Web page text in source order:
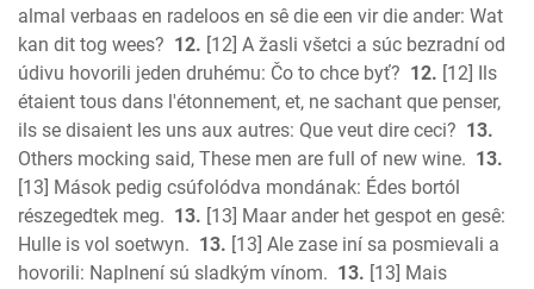
almal verbaas en radeloos en sê die een vir die ander: Wat
kan dit tog wees? 12. [12] A žasli všetci a súc bezradní od
údivu hovorili jeden druhému: Čo to chce byť? 12. [12] Ils
étaient tous dans l'étonnement, et, ne sachant que penser,
ils se disaient les uns aux autres: Que veut dire ceci? 13.
Others mocking said, These men are full of new wine. 13.
[13] Mások pedig csúfolódva mondának: Édes bortól
részegedtek meg. 13. [13] Maar ander het gespot en gesê:
Hulle is vol soetwyn. 13. [13] Ale zase iní sa posmievali a
hovorili: Naplnení sú sladkým vínom. 13. [13] Mais